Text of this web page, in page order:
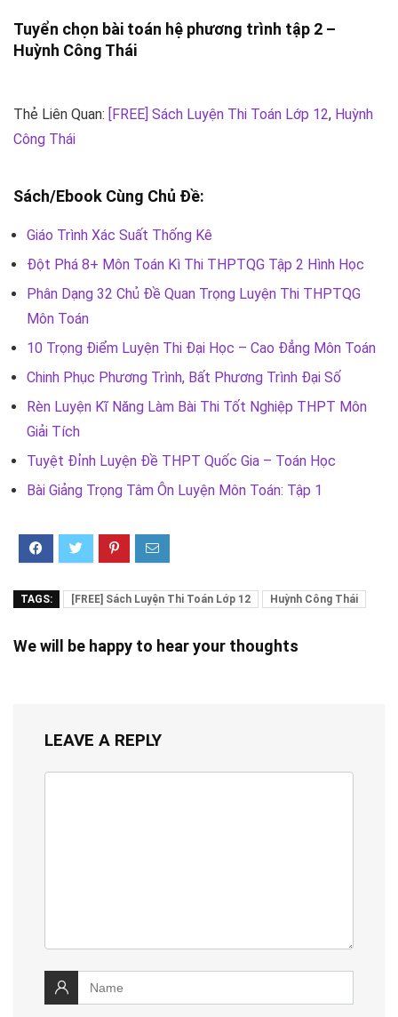
Tuyển chọn bài toán hệ phương trình tập 2 –
Huỳnh Công Thái
Thẻ Liên Quan: [FREE] Sách Luyện Thi Toán Lớp 12, Huỳnh
Công Thái
Sách/Ebook Cùng Chủ Đề:
Giáo Trình Xác Suất Thống Kê
Đột Phá 8+ Môn Toán Kì Thi THPTQG Tập 2 Hình Học
Phân Dạng 32 Chủ Đề Quan Trọng Luyện Thi THPTQG
Môn Toán
10 Trọng Điểm Luyện Thi Đại Học – Cao Đẳng Môn Toán
Chinh Phục Phương Trình, Bất Phương Trình Đại Số
Rèn Luyện Kĩ Năng Làm Bài Thi Tốt Nghiệp THPT Môn
Giải Tích
Tuyệt Đỉnh Luyện Đề THPT Quốc Gia – Toán Học
Bài Giảng Trọng Tâm Ôn Luyện Môn Toán: Tập 1
TAGS: [FREE] Sách Luyện Thi Toán Lớp 12 Huỳnh Công Thái
We will be happy to hear your thoughts
LEAVE A REPLY